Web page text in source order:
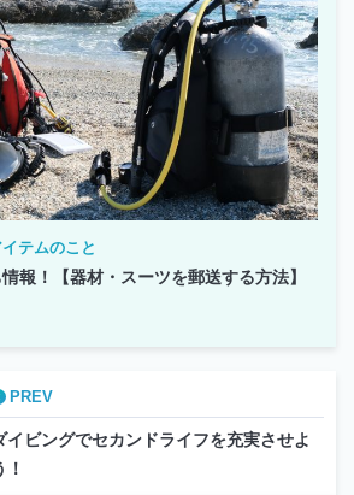
テムのこと
報！【器材・スーツを郵送する方法】
PREV
イビングでセカンドライフを充実させよ
！